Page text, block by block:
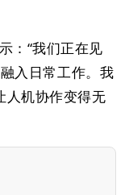
：“我们正在见
入日常工作。我
人机协作变得无